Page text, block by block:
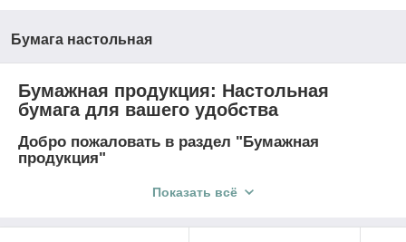
Бумага настольная
Бумажная продукция: Настольная
бумага для вашего удобства
Добро пожаловать в раздел "Бумажная
продукция"
Добро пожаловать в раздел "Бумажная продукция" от
Показать всё